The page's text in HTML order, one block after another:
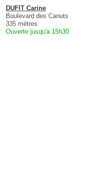
DUFIT Carine
Boulevard des Canuts
335 mètres
Ouverte jusqu'à 15h30